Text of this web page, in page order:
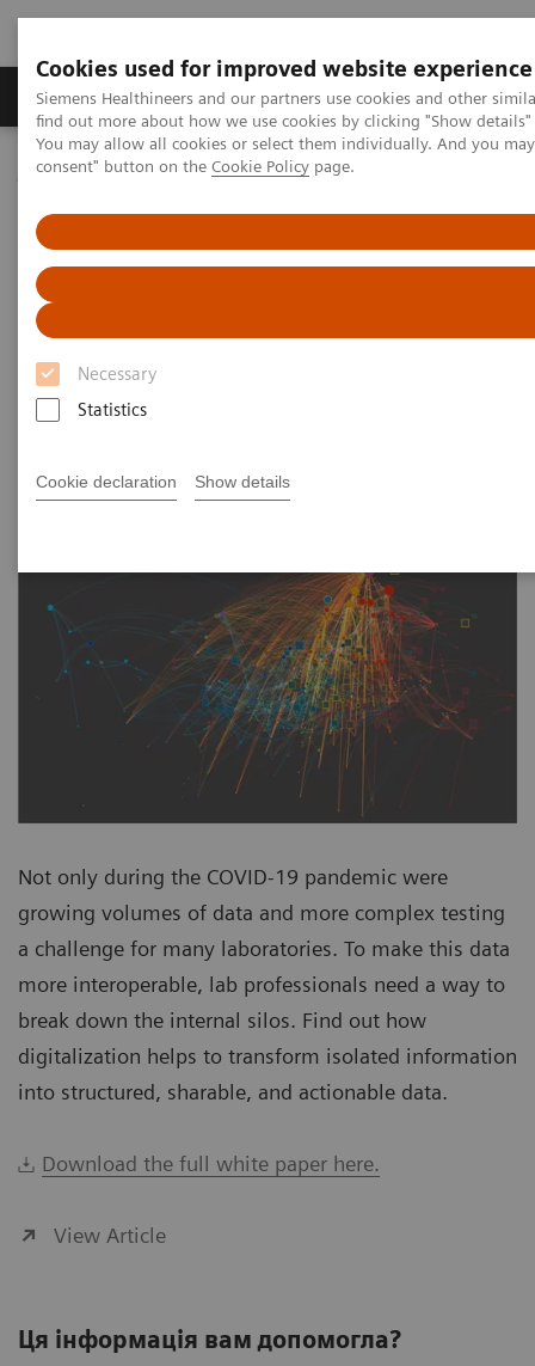
Cookies used for improved website experience
Siemens Healthineers and our partners use cookies and other
find out more about how we use cookies by clicking "Show
You may allow all cookies or select them individually. And you
consent" button on the Cookie Policy page.
Necessary
Statistics
Cookie declaration Show details
Продукція та сервіси Клінічні галузі
Домашня
Новини та розповіді
AI and digitalization are
revolutionizing laboratory
diagnostics
11.09.2020
Not only during the COVID-19 pandemic were
growing volumes of data and more complex testing
a challenge for many laboratories. To make this data
more interoperable, lab professionals need a way to
break down the internal silos. Find out how
digitalization helps to transform isolated information
into structured, sharable, and actionable data.
Download the full white paper here.
View Article
Ця інформація вам допомогла?